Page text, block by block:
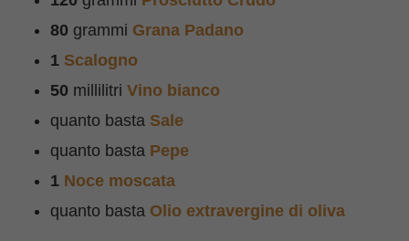
80 grammi Grana Padano
1 Scalogno
50 millilitri Vino bianco
quanto basta Sale
quanto basta Pepe
1 Noce moscata
quanto basta Olio extravergine di oliva